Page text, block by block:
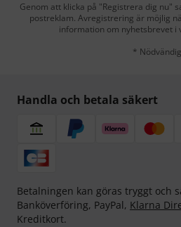
Genom att klicka på "Registrera dig nu"
postreklam. Avregistrering är möjlig
information om nyhetsbrevet i
* Nödvändig
Handla och betala säkert
Betalningen kan göras tryggt och
Banköverföring, PayPal, Klarna
Kreditkort.